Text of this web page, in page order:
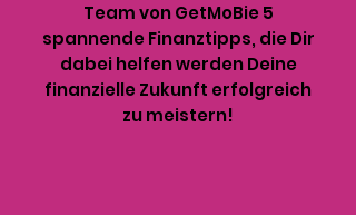
Team von GetMoBie 5
spannende Finanztipps, die Dir
dabei helfen werden Deine
finanzielle Zukunft erfolgreich
zu meistern!